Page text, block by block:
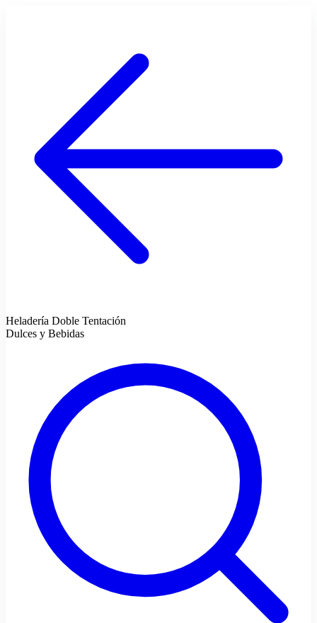
Heladería Doble Tentación
Dulces y Bebidas